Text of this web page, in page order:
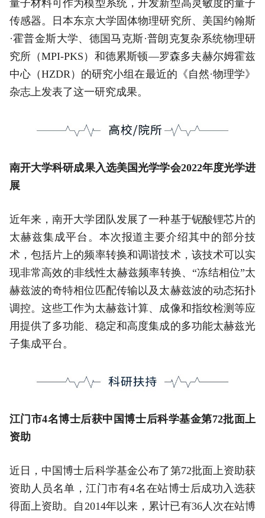
量子材料可作为模型系统，开发新型高灵敏度的量子
传感器。日本东京大学固体物理研究所、美国约翰斯
·霍普金斯大学、德国马克斯·普朗克复杂系统物理研
究所（MPI-PKS）和德累斯顿—罗森多夫赫尔姆霍兹
中心（HZDR）的研究小组在最近的《自然·物理学》
杂志上发表了这一研究成果。
南开大学科研成果入选美国光学学会2022年度光学进
展
近年来，南开大学团队发展了一种基于铌酸锂芯片的
太赫兹集成平台。本次报道主要介绍其中的部分技
术，包括片上的频率转换和调谐技术，该技术可以实
现非常高效的非线性太赫兹频率转换、“冻结相位”太
赫兹波的奇特相位匹配传输以及太赫兹波的动态拓扑
调控。这些工作为太赫兹计算、成像和指纹检测等应
用提供了多功能、稳定和高度集成的多功能太赫兹光
子集成平台。
江门市4名博士后获中国博士后科学基金第72批面上
资助
近日，中国博士后科学基金公布了第72批面上资助获
资助人员名单，江门市有4名在站博士后成功入选获
得面上资助。自2014年以来，累计已有36人次在站博